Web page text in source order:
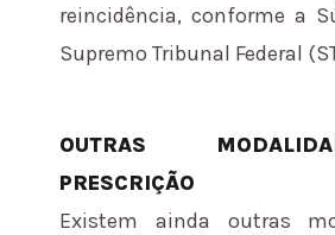
reincidência, conforme a
Supremo Tribunal Federal
OUTRAS
PRESCRIÇÃO
Existem ainda outras